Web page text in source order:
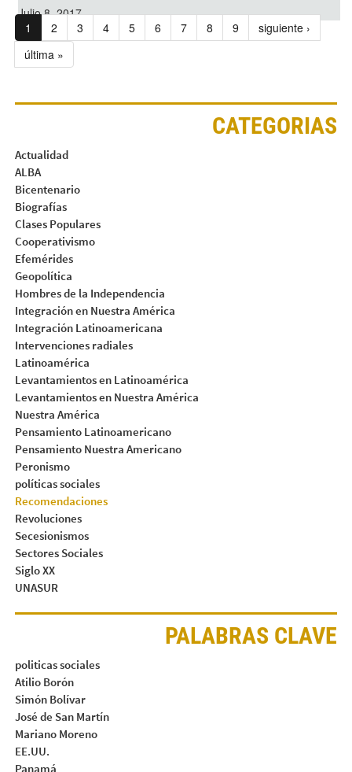
Julio 8, 2017
1
2 3 4 5 6 7 8 9
siguiente ›
última »
CATEGORIAS
Actualidad
ALBA
Bicentenario
Biografías
Clases Populares
Cooperativismo
Efemérides
Geopolítica
Hombres de la Independencia
Integración en Nuestra América
Integración Latinoamericana
Intervenciones radiales
Latinoamérica
Levantamientos en Latinoamérica
Levantamientos en Nuestra América
Nuestra América
Pensamiento Latinoamericano
Pensamiento Nuestra Americano
Peronismo
políticas sociales
Recomendaciones
Revoluciones
Secesionismos
Sectores Sociales
Siglo XX
UNASUR
PALABRAS CLAVE
politicas sociales
Atilio Borón
Simón Bolívar
José de San Martín
Mariano Moreno
EE.UU.
Panamá